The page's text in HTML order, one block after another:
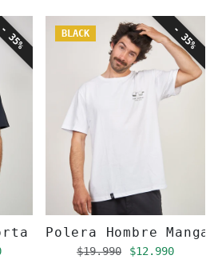
Negra Company
de oferta
BLACK - 35%
Polera Hombre
Precio regular
$19.990 Precio de
$12.990